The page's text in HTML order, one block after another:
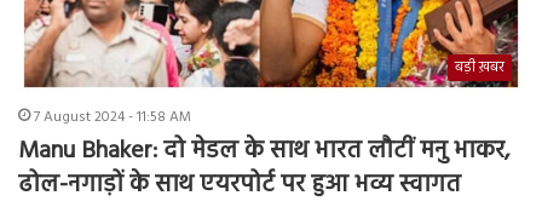
बड़ी ख़बर
7 August 2024 - 11:58 AM
Manu Bhaker: दो मेडल के साथ भारत लौटीं मनु भाकर,
ढोल-नगाड़ों के साथ एयरपोर्ट पर हुआ भव्य स्वागत